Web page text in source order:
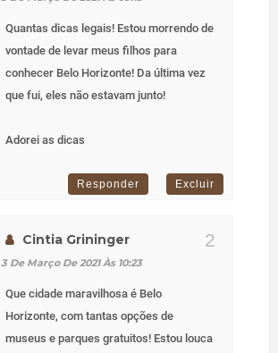
Quantas dicas legais! Estou morrendo de
vontade de levar meus filhos para
conhecer Belo Horizonte! Da última vez
que fui, eles não estavam junto!
Adorei as dicas
Responder Excluir
Cintia Grininger
3 De Março De 2021 Às 10:23
Que cidade maravilhosa é Belo
Horizonte, com tantas opções de
museus e parques gratuitos! Estou louca